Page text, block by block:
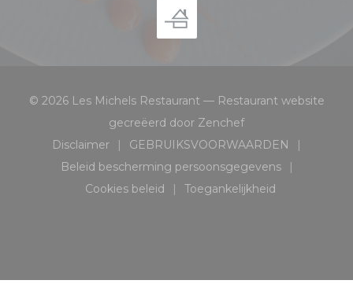
© 2026 Les Michels Restaurant — Restaurant website
gecreëerd door Zenchef((opent in een
Disclaimer
((opent in een nieuw venster))
GEBRUIKSVOORWAARDEN
((opent in een nieuw
Beleid bescherming persoonsgegevens
((opent in een nieuw venster))
Cookies beleid
((opent in een nieuw venster))
Toegankelijkheid
((opent in een nieuw